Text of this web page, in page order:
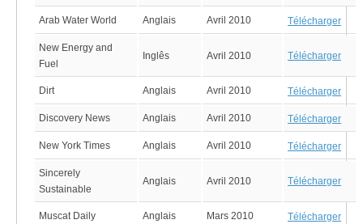
Arab Water World Anglais Avril 2010 Télécharger
New Energy and
Fuel
Inglês Avril 2010 Télécharger
Dirt Anglais Avril 2010 Télécharger
Discovery News Anglais Avril 2010 Télécharger
New York Times Anglais Avril 2010 Télécharger
Sincerely
Sustainable
Anglais Avril 2010 Télécharger
Muscat Daily Anglais Mars 2010 Télécharger